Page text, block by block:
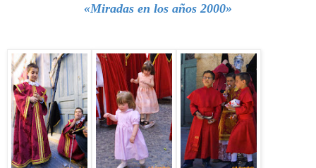
«Miradas en los años 2000»